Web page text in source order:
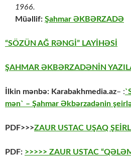
1966.
Müəllif: Şahmar ƏKBƏRZADƏ
“SÖZÜN AĞ RƏNGİ” LAYİHƏSİ
ŞAHMAR ƏKBƏRZADƏNİN
İlkin mənbə: Karabakhmedia.az– :
mən` – Şahmar Əkbərzadənin
PDF>>>ZAUR USTAC UŞAQ
PDF: >>>>> ZAUR USTAC